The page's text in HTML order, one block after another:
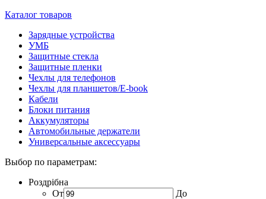
Каталог товаров
Зарядные устройства
УМБ
Защитные стекла
Защитные пленки
Чехлы для телефонов
Чехлы для планшетов/E-book
Кабели
Блоки питания
Аккумуляторы
Автомобильные держатели
Универсальные аксессуары
Выбор по параметрам:
Роздрібна
От
До